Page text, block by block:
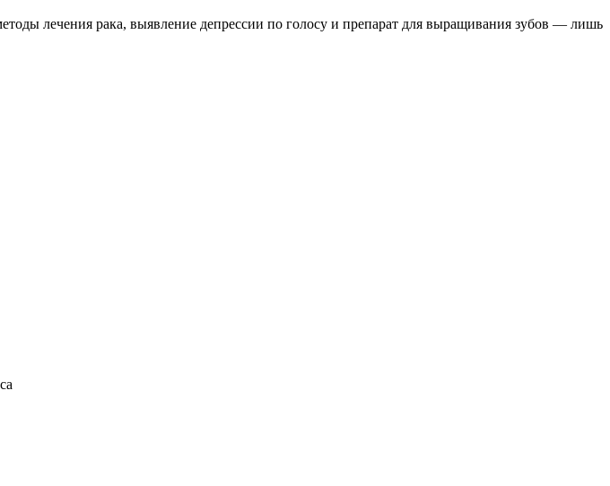
лечения рака, выявление депрессии по голосу и препарат для выращивания зубов — лишь